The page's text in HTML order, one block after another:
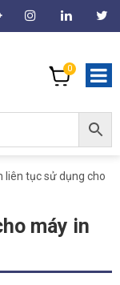
0
liên tục sử dụng cho
máy in